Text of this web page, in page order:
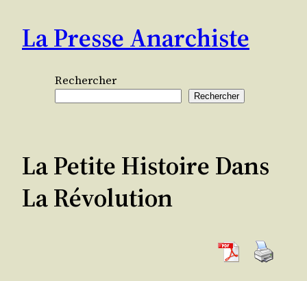
contenu
La Presse Anarchiste
Rechercher
Rechercher
La Petite Histoire Dans
La Révolution